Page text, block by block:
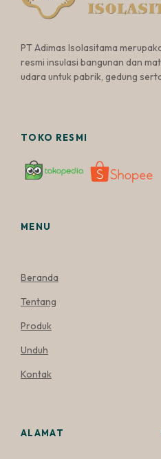
PT Adimas Isolasitama
resmi insulasi bangunan dan
udara untuk pabrik, gedung
TOKO RESMI
MENU
Beranda
Tentang
Produk
Unduh
Kontak
ALAMAT